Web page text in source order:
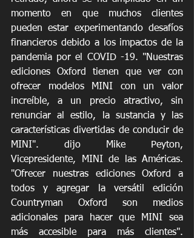
momento en que muchos clientes
pueden estar experimentando desafíos
financieros debido a los impactos de la
pandemia por el COVID -19. "Nuestras
ediciones Oxford tienen que ver con
ofrecer modelos MINI con un valor
increíble, a un precio atractivo, sin
renunciar al estilo, la sustancia y las
características divertidas de conducir de
MINI". dijo Mike Peyton,
Vicepresidente, MINI de las Américas.
"Ofrecer nuestras ediciones Oxford a
todos y agregar la versátil edición
Countryman Oxford son medios
adicionales para hacer que MINI sea
más accesible para más clientes".